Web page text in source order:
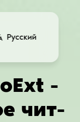
Русский
-
чит-